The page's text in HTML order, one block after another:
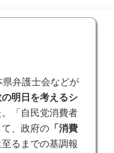
弁護士会などが
の明日を考えるシ
「自民党消費者
、政府の 「消費
るまでの基調報